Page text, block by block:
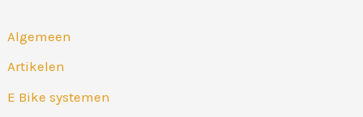
n
a
a
Algemeen
Artikelen
E Bike systemen